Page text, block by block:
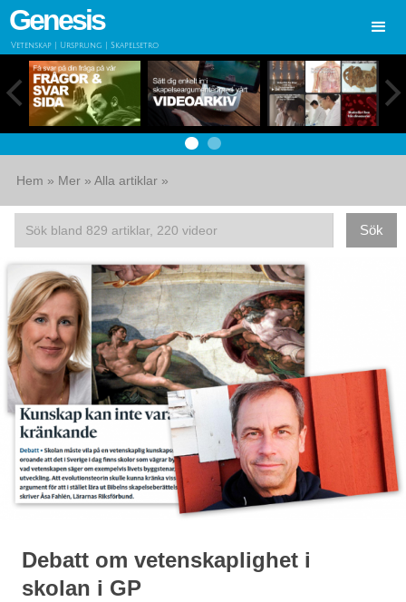
Genesis
Vetenskap | Ursprung | Skapelsetro
Hem » Mer » Alla artiklar »
Debatt om vetenskaplighet i
skolan i GP